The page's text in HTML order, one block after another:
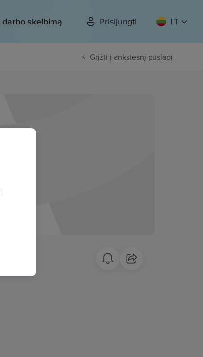
skelbimą Prisijungti LT
Grįžti į ankstesnį puslapį